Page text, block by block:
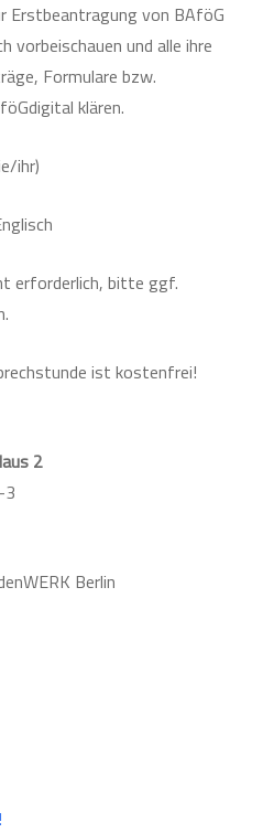
Erstbeantragung von BAföG
vorbeischauen und alle ihre
Formulare bzw.
klären.
ihr)
erforderlich, bitte ggf.
ist kostenfrei!
2
3
Berlin